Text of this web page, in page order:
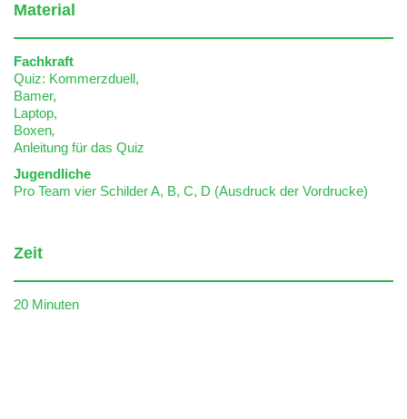
Material
Fachkraft
Quiz: Kommerzduell,
Bamer,
Laptop,
Boxen,
Anleitung für das Quiz
Jugendliche
Pro Team vier Schilder A, B, C, D (Ausdruck der Vordrucke)
Zeit
20 Minuten